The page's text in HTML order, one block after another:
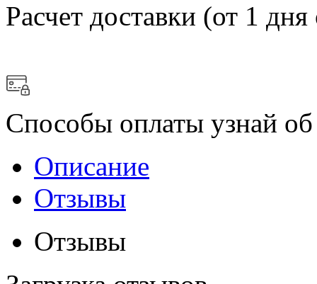
Расчет доставки (от 1 дня
Способы оплаты узнай
Описание
Отзывы
Отзывы